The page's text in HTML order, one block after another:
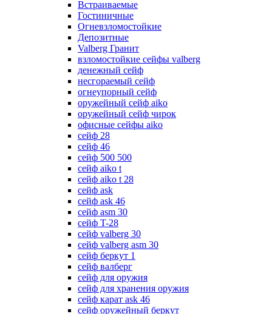
Встраиваемые
Гостиничные
Огневзломостойкие
Депозитные
Valberg Гранит
взломостойкие сейфы valberg
денежный сейф
несгораемый сейф
огнеупорный сейф
оружейный сейф aiko
оружейный сейф чирок
офисные сейфы aiko
сейф 28
сейф 46
сейф 500 500
сейф aiko t
сейф aiko t 28
сейф ask
сейф ask 46
сейф asm 30
сейф T-28
сейф valberg 30
сейф valberg asm 30
сейф беркут 1
сейф валберг
сейф для оружия
сейф для хранения оружия
сейф карат ask 46
сейф оружейный беркут